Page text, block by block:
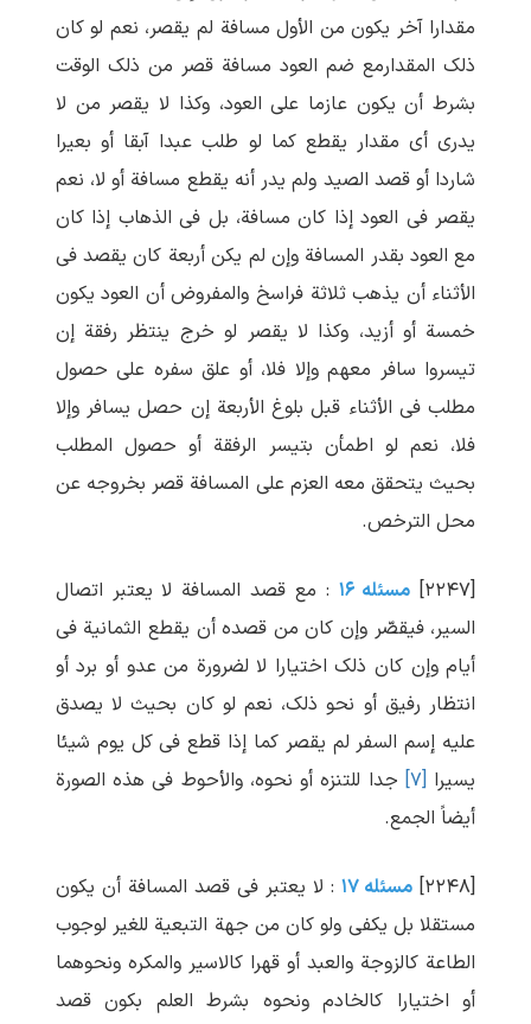
مقدارا آخر یکون من الأول مسافة لم یقصر، نعم لو کان
ذلک المقدارمع ضم العود مسافة قصر من ذلک الوقت
بشرط أن یکون عازما علی العود، وکذا لا یقصر من لا
یدری أی مقدار یقطع کما لو طلب عبدا آبقا أو بعیرا
شاردا أو قصد الصید ولم یدر أنه یقطع مسافة أو لا، نعم
یقصر فی العود إذا کان مسافة، بل فی الذهاب إذا کان
مع العود بقدر المسافة وإن لم یکن أربعة کان یقصد فی
الأثناء أن یذهب ثلاثة فراسخ والمفروض أن العود یکون
خمسة أو أزید، وکذا لا یقصر لو خرج ینتظر رفقة إن
تیسروا سافر معهم وإلا فلا، أو علق سفره علی حصول
مطلب فی الأثناء قبل بلوغ الأربعة إن حصل یسافر وإلا
فلا، نعم لو اطمأن بتیسر الرفقة أو حصول المطلب
بحیث یتحقق معه العزم علی المسافة قصر بخروجه عن
محل الترخص.
[۲۲۴۷] مسئله ۱۶
: مع قصد المسافة لا یعتبر اتصال
السیر، فیقصّر وإن کان من قصده أن یقطع الثمانیة فی
أیام وإن کان ذلک اختیارا لا لضرورة من عدو أو برد أو
انتظار رفیق أو نحو ذلک، نعم لو کان بحیث لا یصدق
علیه إسم السفر لم یقصر کما إذا قطع فی کل یوم شیئا
یسیرا [۷]
جدا للتنزه أو نحوه، والأحوط فی هذه الصورة
أیضاً الجمع.
[۲۲۴۸] مسئله ۱۷
: لا یعتبر فی قصد المسافة أن یکون
مستقلا بل یکفی ولو کان من جهة التبعیة للغیر لوجوب
الطاعة کالزوجة والعبد أو قهرا کالاسیر والمکره ونحوهما
أو اختیارا کالخادم ونحوه بشرط العلم بکون قصد